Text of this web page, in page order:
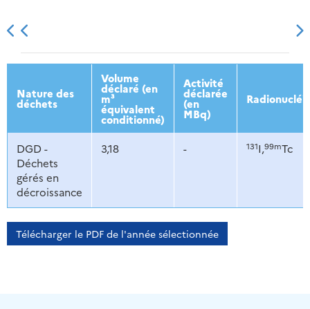
2013 2014 2015 2016
Nature des
déchets
Volume
déclaré (en
m³
équivalent
conditionné)
Activité
déclarée
(en
MBq)
DGD -
Déchets
gérés en
décroissance
3,18 - 131I,99mTc
Télécharger le PDF de l'année sélectionnée